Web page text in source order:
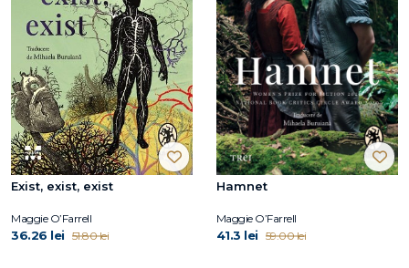
Exist, exist, exist
Maggie O’Farrell
36.26 lei 51.80 lei
Hamnet
Maggie O’Farrell
41.3 lei 59.00 lei